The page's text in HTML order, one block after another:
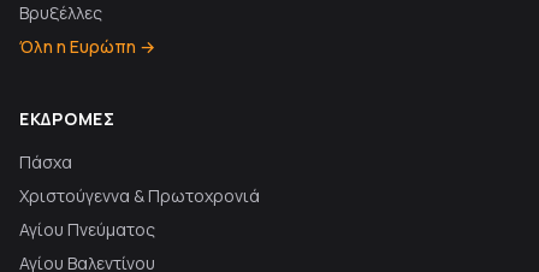
Βρυξέλλες
Όλη η Ευρώπη →
ΕΚΔΡΟΜΈΣ
Πάσχα
Χριστούγεννα & Πρωτοχρονιά
Αγίου Πνεύματος
Αγίου Βαλεντίνου